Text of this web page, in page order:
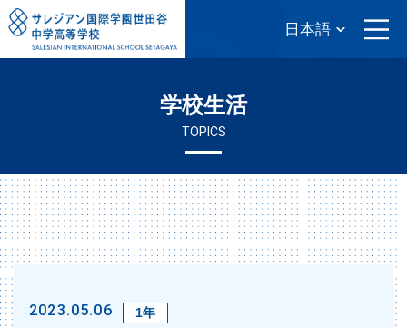
学校生活
TOPICS
2023.05.06 1年